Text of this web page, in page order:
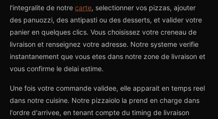
l'integralite de notre carte, selectionner vos pizzas, ajouter
des panuozzi, des antipasti ou des desserts, et valider votre
panier en quelques clics. Vous choisissez votre creneau de
livraison et renseignez votre adresse. Notre systeme verifie
instantanement que vous etes dans notre zone de livraison et
vous confirme le delai estime.
Une fois votre commande validee, elle apparait en temps reel
dans notre cuisine. Notre pizzaiolo la prend en charge dans
l'ordre d'arrivee, en tenant compte du timing de livraison